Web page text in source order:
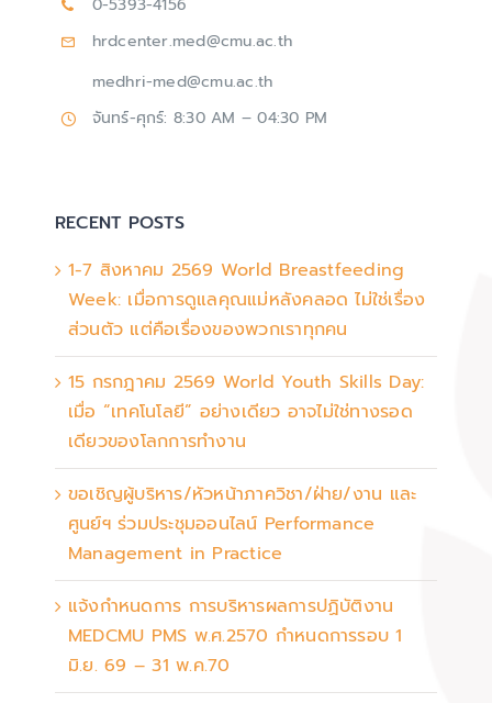
0-5393-4156
hrdcenter.med@cmu.ac.th
medhri-med@cmu.ac.th
จันทร์-ศุกร์: 8:30 AM – 04:30 PM
RECENT POSTS
1-7 สิงหาคม 2569 World Breastfeeding
Week: เมื่อการดูแลคุณแม่หลังคลอด ไม่ใช่เรื่อง
ส่วนตัว แต่คือเรื่องของพวกเราทุกคน
15 กรกฎาคม 2569 World Youth Skills Day:
เมื่อ “เทคโนโลยี” อย่างเดียว อาจไม่ใช่ทางรอด
เดียวของโลกการทำงาน
ขอเชิญผู้บริหาร/หัวหน้าภาควิชา/ฝ่าย/งาน และ
ศูนย์ฯ ร่วมประชุมออนไลน์ Performance
Management in Practice
แจ้งกำหนดการ การบริหารผลการปฏิบัติงาน
MEDCMU PMS พ.ศ.2570 กำหนดการรอบ 1
มิ.ย. 69 – 31 พ.ค.70